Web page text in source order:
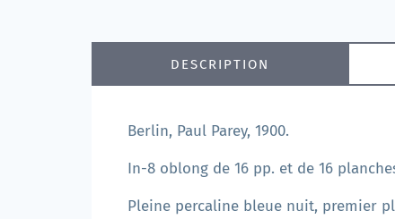
DESCRIPTION
Berlin, Paul Parey, 1900.
In-8 oblong de 16 pp. et de 16
Pleine percaline bleue nuit, premier